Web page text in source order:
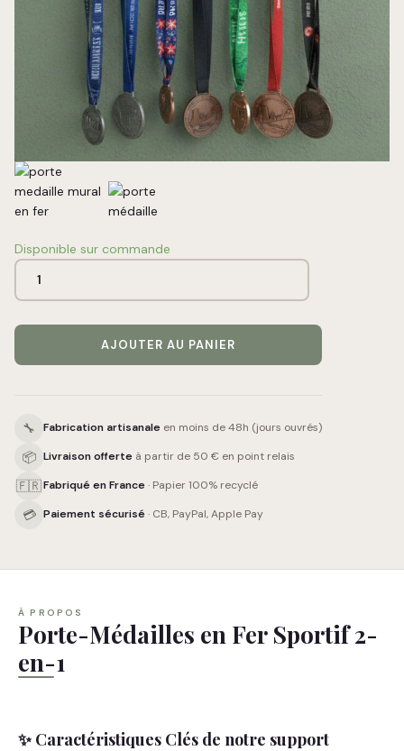
Disponible sur commande
AJOUTER AU PANIER
🔧 Fabrication artisanale en moins de 48h (jours ouvrés)
📦 Livraison offerte à partir de 50 € en point relais
🇫🇷Fabriqué en France · Papier 100% recyclé
💳 Paiement sécurisé · CB, PayPal, Apple Pay
À PROPOS
Porte-Médailles en Fer Sportif 2-
en-1
✨ Caractéristiques Clés de notre support